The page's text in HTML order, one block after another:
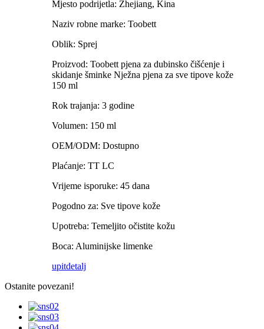
Mjesto podrijetla: Zhejiang, Kina
Naziv robne marke: Toobett
Oblik: Sprej
Proizvod: Toobett pjena za dubinsko čišćenje i
skidanje šminke Nježna pjena za sve tipove kože
150 ml
Rok trajanja: 3 godine
Volumen: 150 ml
OEM/ODM: Dostupno
Plaćanje: TT LC
Vrijeme isporuke: 45 dana
Pogodno za: Sve tipove kože
Upotreba: Temeljito očistite kožu
Boca: Aluminijske limenke
upitdetalj
Ostanite povezani!